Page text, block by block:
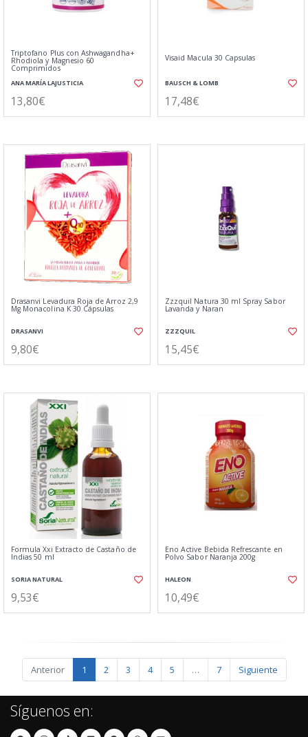
Triptofano Plus con Ashwagandha+
Rhodiola y Magnesio 60
Comprimidos
ANA MARÍA LAJUSTICIA
13,80€
Visaid Macula 30 Capsulas
BAUSCH & LOMB
17,48€
Drasanvi Levadura Roja de Arroz 2,9
Mg Monacolina K 30 Cápsulas
DRASANVI
9,80€
Zzzquil Natura 30 ml Spray Sabor
Lavanda y Naran
ZZZQUIL
15,45€
Formula Xxi Extracto de Castaño de
Indias 50 ml
SORIA NATURAL
9,53€
Eno Active Bebida Refrescante en
Polvo Sabor Naranja 200g
HALEON
10,49€
Anterior 1 2 3 4 5 … 7 Siguiente
Síguenos en: